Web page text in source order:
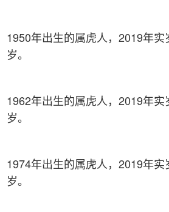
1950年出生的属虎人，2019年
岁。
1962年出生的属虎人，2019年
岁。
1974年出生的属虎人，2019年
岁。